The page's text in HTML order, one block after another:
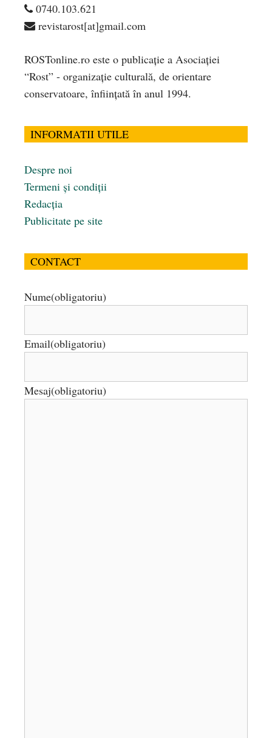
0740.103.621
revistarost[at]gmail.com
ROSTonline.ro este o publicaţie a Asociaţiei
“Rost” - organizaţie culturală, de orientare
conservatoare, înfiinţată în anul 1994.
INFORMATII UTILE
Despre noi
Termeni și condiții
Redacția
Publicitate pe site
CONTACT
Nume(obligatoriu)
Email(obligatoriu)
Mesaj(obligatoriu)